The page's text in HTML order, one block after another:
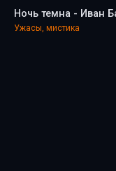
Ужасы, мистика